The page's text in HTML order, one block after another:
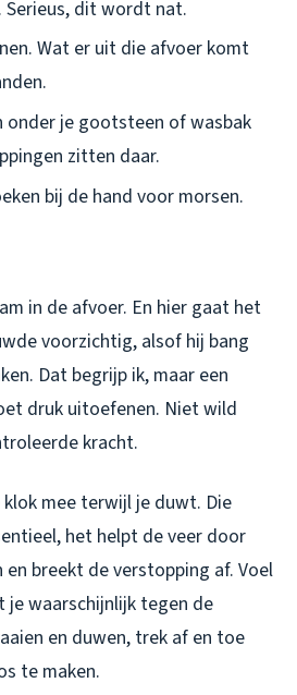
Serieus, dit wordt nat.
Wat er uit die afvoer komt
onder je gootsteen of wasbak
zitten daar.
bij de hand voor morsen.
in de afvoer. En hier gaat het
voorzichtig, alsof hij bang
Dat begrijp ik, maar een
druk uitoefenen. Niet wild
kracht.
mee terwijl je duwt. Die
het helpt de veer door
breekt de verstopping af. Voel
je waarschijnlijk tegen de
en duwen, trek af en toe
te maken.